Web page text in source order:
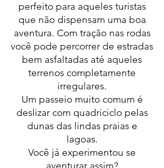
perfeito para aqueles turistas
que não dispensam uma boa
aventura. Com tração nas rodas
você pode percorrer de estradas
bem asfaltadas até aqueles
terrenos completamente
irregulares.
Um passeio muito comum é
deslizar com quadriciclo pelas
dunas das lindas praias e
lagoas.
Você já experimentou se